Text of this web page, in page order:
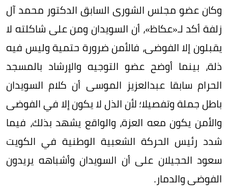
وكان عضو مجلس الشورى السابق الدكتور محمد آل
زلفة أكد لـ«عكاظ»، أن السويدان ومن على شاكلته لا
يقبلون إلا الفوضى، فالأمن ضرورة حتمية وليس فيه
ذلة، بينما أوضح عضو التوجيه والإرشاد بالمسجد
الحرام سابقا عبدالعزيز الموسى أن كلام السويدان
باطل جملة وتفصيلا؛ لأن الذل لا يكون إلا في الفوضى
والأمن يكون معه العزة، والواقع يشهد بذلك، فيما
شدد رئيس الحركة الشعبية الوطنية في الكويت
سعود الحجيلان على أن السويدان وأشباهه يريدون
الفوضى والدمار.